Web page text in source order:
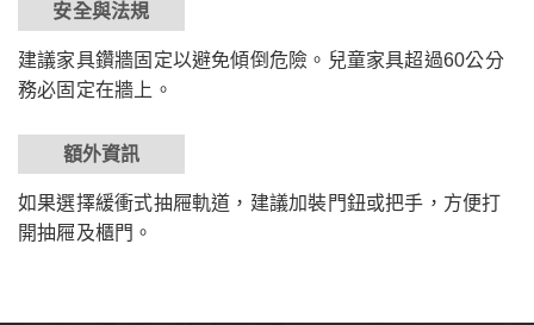
安全與法規
建議家具鑽牆固定以避免傾倒危險。兒童家具超過60公分
務必固定在牆上。
額外資訊
如果選擇緩衝式抽屜軌道，建議加裝門鈕或把手，方便打
開抽屜及櫃門。